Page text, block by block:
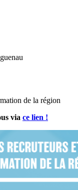
de la région
via ce lien !